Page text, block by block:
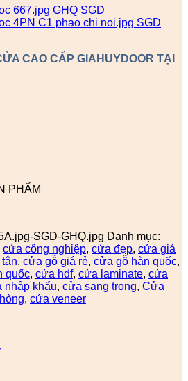
CAO CẤP GIAHUYDOOR TẠI
PHẨM
SGD-GHQ.jpg Danh mục:
cửa công nghiệp, cửa đẹp, cửa giá
, cửa gỗ giá rẻ, cửa gỗ hàn quốc,
quốc, cửa hdf, cửa laminate, cửa
nhập khẩu, cửa sang trọng, Cửa
, cửa veneer